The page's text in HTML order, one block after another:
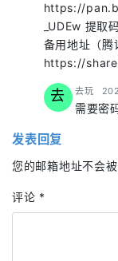
https://
_UDEw 提取
备用地址（腾
https://
去 去玩 says:
需要密
发表回复
您的邮箱地址不会被
评论 *